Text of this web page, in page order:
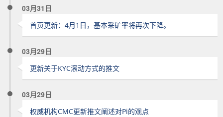
03月31日
首页更新：4月1日，基本采矿率将再次下降。
03月29日
更新关于KYC滚动方式的推文
03月29日
权威机构CMC更新推文阐述对Pi的观点